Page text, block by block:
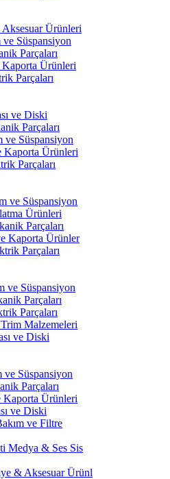
Ürünleri
Süspansiyon
Parçaları
Ürünleri
Parçaları
ve Diski
Parçaları
ve Süspansiyon
Kaporta Ürünleri
Parçaları
ve Süspansiyon
Ürünleri
Parçaları
Kaporta Ürünler
Parçaları
ve Süspansiyon
Parçaları
Parçaları
Malzemeleri
ve Diski
ve Süspansiyon
Parçaları
Kaporta Ürünleri
ve Diski
ve Filtre
Medya & Ses Sis
& Aksesuar Ürünl